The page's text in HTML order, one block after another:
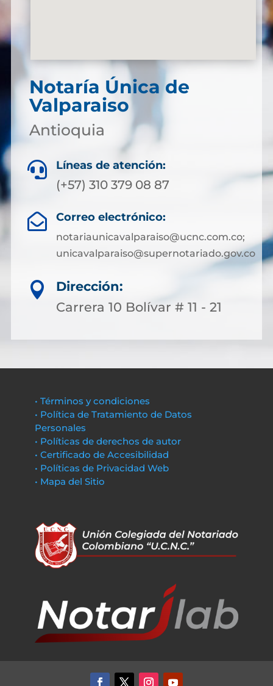
Notaría Única de
Valparaiso
Antioquia
 Líneas de atención:
(+57) 310 379 08 87
 Correo electrónico:
notariaunicavalparaiso@ucnc.com.co;
unicavalparaiso@supernotariado.gov.co

Dirección:
Carrera 10 Bolívar # 11 - 21
• Términos y condiciones
• Política de Tratamiento de Datos
Personales
• Políticas de derechos de autor
• Certificado de Accesibilidad
• Políticas de Privacidad Web
• Mapa del Sitio